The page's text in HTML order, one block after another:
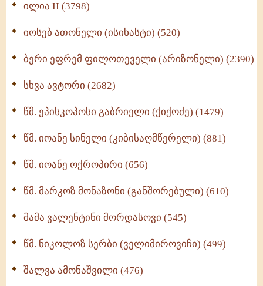
Wisdomge (514)
ქადაგებანი გაბრიელ ეპისკოპოსისა - II ტომი
სულიერი ცხოვრების სახელმძღვანელო -
ნაწილი II (369)
ილია II (3798)
იოსებ ათონელი (ისიხასტი) (520)
ბერი ეფრემ ფილოთეველი (არიზონელი) (2390)
სხვა ავტორი (2682)
წმ. ეპისკოპოსი გაბრიელი (ქიქოძე) (1479)
წმ. იოანე სინელი (კიბისაღმწერელი) (881)
წმ. იოანე ოქროპირი (656)
წმ. მარკოზ მონაზონი (განშორებული) (610)
მამა ვალენტინი მორდასოვი (545)
წმ. ნიკოლოზ სერბი (ველიმიროვიჩი) (499)
შალვა ამონაშვილი (476)